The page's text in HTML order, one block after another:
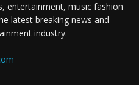
entertainment, music fashion
latest breaking news and
industry.